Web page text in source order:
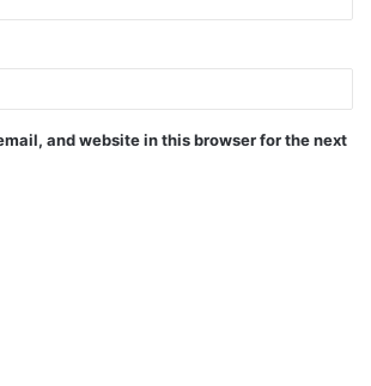
and website in this browser for the next